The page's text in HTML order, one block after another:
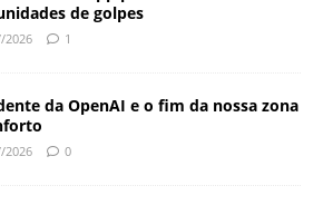
de golpes
2026 1
da OpenAI e o fim da nossa zona
2026 0